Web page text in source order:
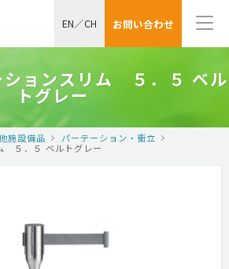
お問い合わせ
EN／CH
ションスリム ５．５ ベル
トグレー
施設備品
パーテーション・衝立
５．５ ベルトグレー